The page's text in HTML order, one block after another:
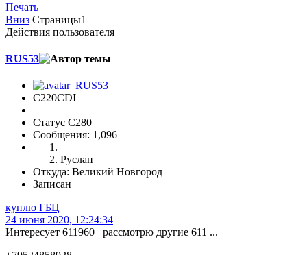
Печать
Вниз Страницы1
Действия пользователя
RUS53
C220CDI
Статус C280
Сообщения: 1,096
Руслан
Откуда: Великий Новгород
Записан
куплю ГБЦ
24 июня 2020, 12:24:34
Интересует 611960 рассмотрю другие 611 ...